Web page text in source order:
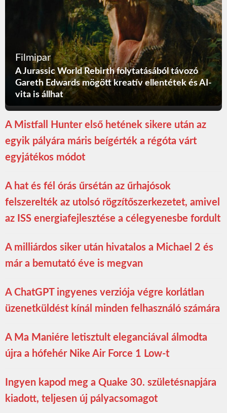
Filmipar
A Jurassic World Rebirth folytatásából távozó
Gareth Edwards mögött kreatív ellentétek és AI-
vita is állhat
A Mistfall Hunter első hetének sikere után az
egyik pályára máris beígérték a régóta várt
egyjátékos módot
A hat és fél órás űrsétán az űrhajósok
felszerelték az utolsó rögzítőszerkezetet, amivel
az ISS energiafejlesztése a célegyenesbe fordult
A milliárdos siker után hivatalos a Michael 2 és
már a bemutató éve is megvan
A ChatGPT ingyenes verziója végre korlátlan
üzenetküldést kínál minden felhasználó számára
A Ma Maniére letisztult eleganciával álmodta
újra a hófehér Nike Air Force 1 Low-t
Ingyen kapod meg a Quake 30. születésnapjára
kiadott, teljesen új pályacsomagot